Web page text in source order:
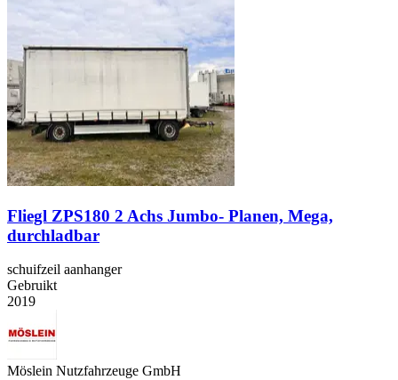
Fliegl ZPS180 2 Achs Jumbo- Planen, Mega,
durchladbar
schuifzeil aanhanger
Gebruikt
2019
Möslein Nutzfahrzeuge GmbH